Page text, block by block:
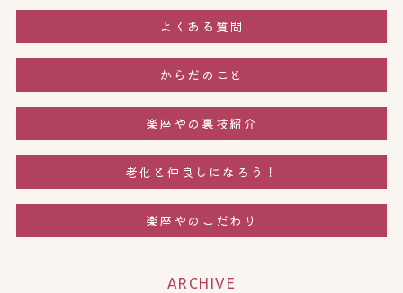
よくある質問
からだのこと
楽座やの裏技紹介
老化と仲良しになろう！
楽座やのこだわり
ARCHIVE